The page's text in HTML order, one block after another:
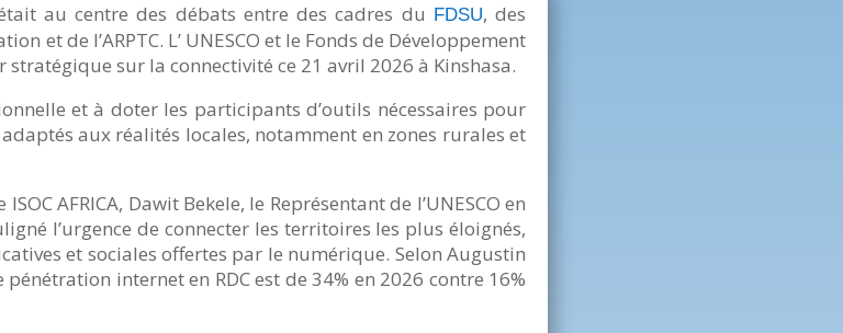
au centre des débats entre des cadres du FDSU, des
et de l’ARPTC. L’ UNESCO et le Fonds de Développement
stratégique sur la connectivité ce 21 avril 2026 à Kinshasa.
et à doter les participants d’outils nécessaires pour
aux réalités locales, notamment en zones rurales et
AFRICA, Dawit Bekele, le Représentant de l’UNESCO en
l’urgence de connecter les territoires les plus éloignés,
et sociales offertes par le numérique. Selon Augustin
internet en RDC est de 34% en 2026 contre 16%